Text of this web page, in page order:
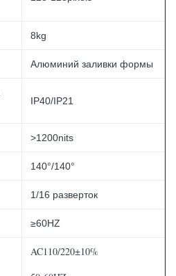
8kg
Алюминий заливки формы
IP40/IP21
>1200nits
140°/140°
1/16 разверток
≥60HZ
AC110/220±10%